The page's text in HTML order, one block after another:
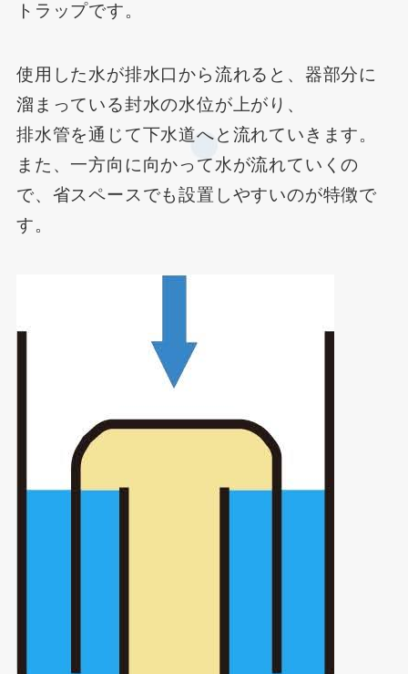
トラップです。
使用した水が排水口から流れると、器部分に
溜まっている封水の水位が上がり、
排水管を通じて下水道へと流れていきます。
また、一方向に向かって水が流れていくの
で、省スペースでも設置しやすいのが特徴で
す。